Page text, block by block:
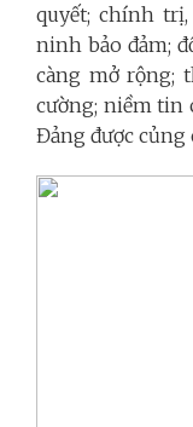
quyết; chính
ninh bảo đảm;
càng mở rộng;
cường; niềm tin
Đảng được củng